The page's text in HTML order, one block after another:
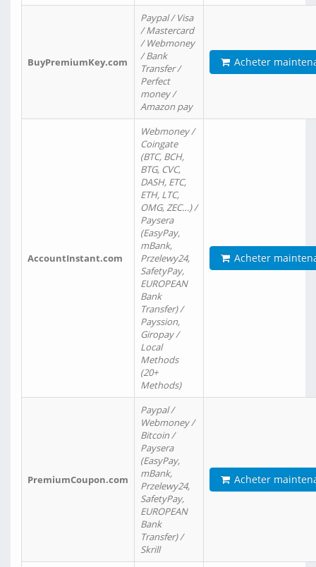
BuyPremiumKey.com
Paypal / Visa
/ Mastercard
/ Webmoney
/ Bank
Transfer /
Perfect
money /
Amazon pay
Acheter
AccountInstant.com
Webmoney /
Coingate
(BTC, BCH,
BTG, CVC,
DASH, ETC,
ETH, LTC,
OMG, ZEC…) /
Paysera
(EasyPay,
mBank,
Przelewy24,
SafetyPay,
EUROPEAN
Bank
Transfer) /
Payssion,
Giropay /
Local
Methods
(20+
Methods)
Acheter
PremiumCoupon.com
Paypal /
Webmoney /
Bitcoin /
Paysera
(EasyPay,
mBank,
Przelewy24,
SafetyPay,
EUROPEAN
Bank
Transfer) /
Skrill
Acheter